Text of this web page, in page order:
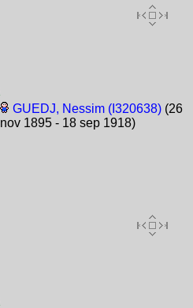
GUEDJ, Nessim (I320638) (26
nov 1895 - 18 sep 1918)